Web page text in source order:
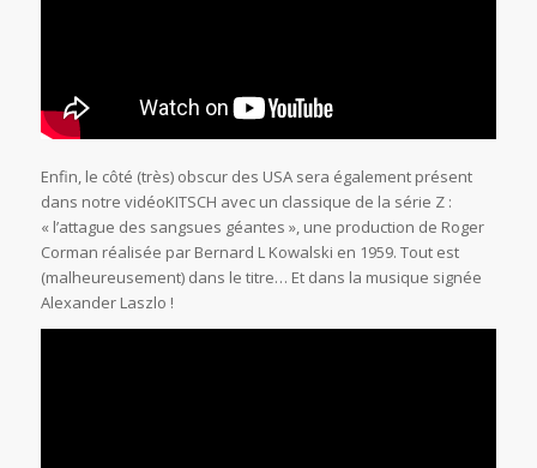
Enfin, le côté (très) obscur des USA sera également présent
dans notre vidéoKITSCH avec un classique de la série Z :
« l’attague des sangsues géantes », une production de Roger
Corman réalisée par Bernard L Kowalski en 1959. Tout est
(malheureusement) dans le titre… Et dans la musique signée
Alexander Laszlo !